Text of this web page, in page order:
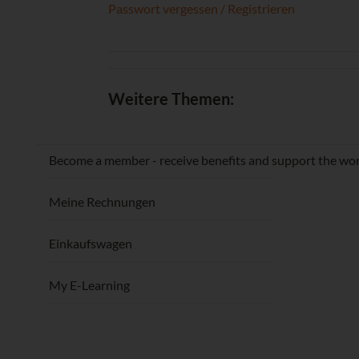
Passwort vergessen / Registrieren
Weitere Themen:
Become a member - receive benefits and support the
Meine Rechnungen
Einkaufswagen
My E-Learning